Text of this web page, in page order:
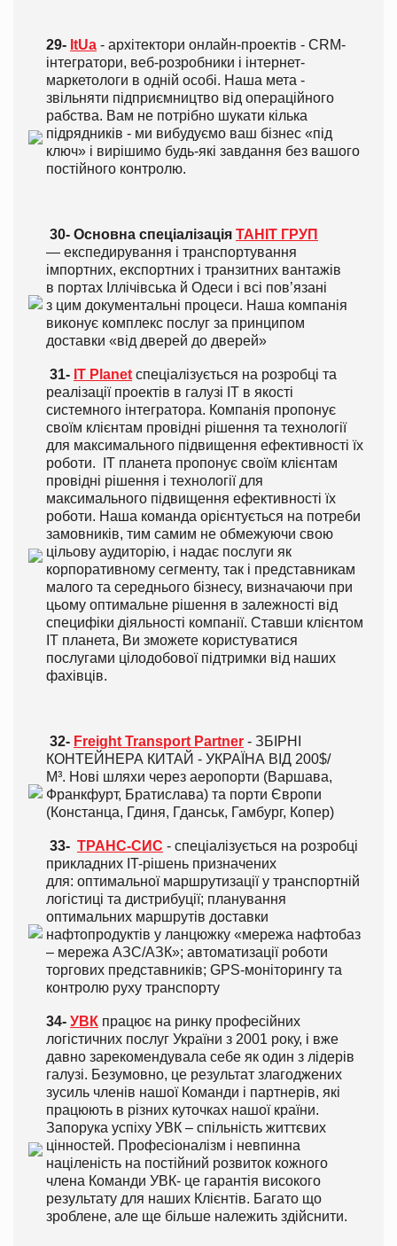
29- ItUa - архітектори онлайн-проектів - CRM-
інтегратори, веб-розробники і інтернет-
маркетологи в одній особі. Наша мета -
звільняти підприємництво від операційного
рабства. Вам не потрібно шукати кілька
підрядників - ми вибудуємо ваш бізнес «під
ключ» і вирішимо будь-які завдання без вашого
постійного контролю.
30- Основна спеціалізація ТАНІТ ГРУП
— експедирування і транспортування
імпортних, експортних і транзитних вантажів
в портах Іллічівська й Одеси і всі пов’язані
з цим документальні процеси. Наша компанія
виконує комплекс послуг за принципом
доставки «від дверей до дверей»
31- IT Planet спеціалізується на розробці та
реалізації проектів в галузі IT в якості
системного інтегратора. Компанія пропонує
своїм клієнтам провідні рішення та технології
для максимального підвищення ефективності їх
роботи. ІТ планета пропонує своїм клієнтам
провідні рішення і технології для
максимального підвищення ефективності їх
роботи. Наша команда орієнтується на потреби
замовників, тим самим не обмежуючи свою
цільову аудиторію, і надає послуги як
корпоративному сегменту, так і представникам
малого та середнього бізнесу, визначаючи при
цьому оптимальне рішення в залежності від
специфіки діяльності компанії. Ставши клієнтом
ІТ планета, Ви зможете користуватися
послугами цілодобової підтримки від наших
фахівців.
32- Freight Transport Partner - ЗБІРНІ
КОНТЕЙНЕРА КИТАЙ - УКРАЇНА ВІД 200$/
М³. Нові шляхи через аеропорти (Варшава,
Франкфурт, Братислава) та порти Європи
(Констанца, Гдиня, Гданськ, Гамбург, Копер)
33- ТРАНС-СИС - спеціалізується на розробці
прикладних IT-рішень призначених
для: оптимальної маршрутизації у транспортній
логістиці та дистрибуції; планування
оптимальних маршрутів доставки
нафтопродуктів у ланцюжку «мережа нафтобаз
– мережа АЗС/АЗК»; автоматизації роботи
торгових представників; GPS-моніторингу та
контролю руху транспорту
34- УВК працює на ринку професійних
логістичних послуг України з 2001 року, і вже
давно зарекомендувала себе як один з лідерів
галузі. Безумовно, це результат злагоджених
зусиль членів нашої Команди і партнерів, які
працюють в різних куточках нашої країни.
Запорука успіху УВК – спільність життєвих
цінностей. Професіоналізм і невпинна
націленість на постійний розвиток кожного
члена Команди УВК- це гарантія високого
результату для наших Клієнтів. Багато що
зроблене, але ще більше належить здійснити.